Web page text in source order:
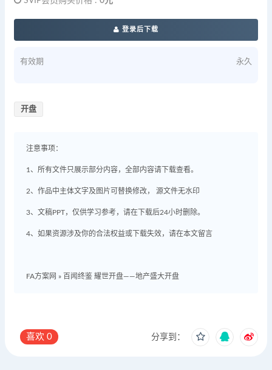
登录后下载
有效期 永久
开盘
注意事项：
1、所有文件只展示部分内容，全部内容请下载查看。
2、作品中主体文字及图片可替换修改， 源文件无水印
3、文稿PPT，仅供学习参考，请在下载后24小时删除。
4、如果资源涉及你的合法权益或下载失效，请在本文留言
FA方案网 » 百闻终鉴 耀世开盘——地产盛大开盘
喜欢 0 分享到：